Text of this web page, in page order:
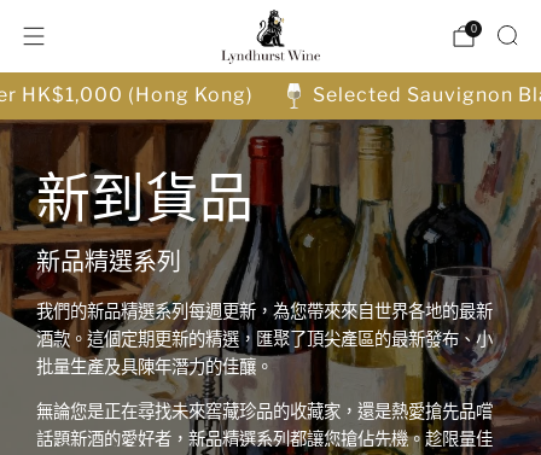
0
HK$1,000 (Hong Kong) Selected Sauvignon
新到貨品
新品精選系列
我們的新品精選系列每週更新，為您帶來來自世界各地的最新
酒款。這個定期更新的精選，匯聚了頂尖產區的最新發布、小
批量生產及具陳年潛力的佳釀。
無論您是正在尋找未來窖藏珍品的收藏家，還是熱愛搶先品嚐
話題新酒的愛好者，新品精選系列都讓您搶佔先機。趁限量佳